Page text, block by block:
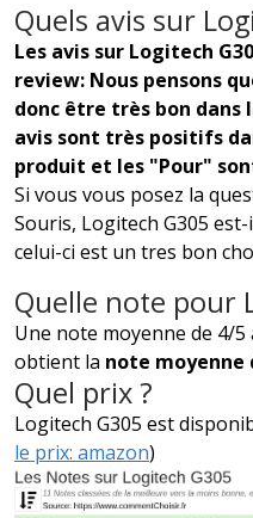
Quels avis sur
Les avis sur Logitech
review: Nous pensons
donc être très bon dans
avis sont très positifs
produit et les "Pour"
Si vous vous posez la
Souris, Logitech G305
celui-ci est un tres bon
Quelle note pour
Une note moyenne de 4/
obtient la note moyenne
Quel prix ?
Logitech G305 est
le prix: amazon)